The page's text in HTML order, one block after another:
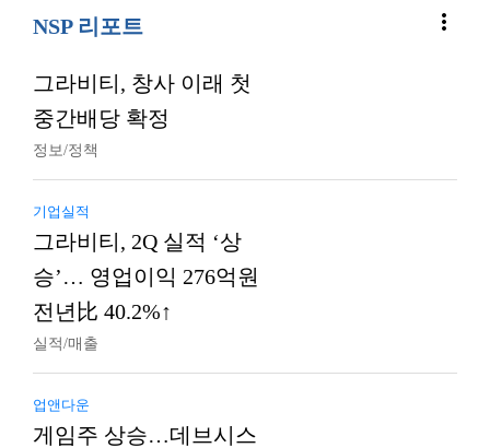
NSP 리포트 more_vert
그라비티, 창사 이래 첫
중간배당 확정
정보/정책
기업실적
그라비티, 2Q 실적 ‘상
승’… 영업이익 276억원
전년比 40.2%↑
실적/매출
업앤다운
게임주 상승…데브시스